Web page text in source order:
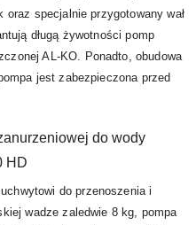
oraz specjalnie przygotowany wał
długą żywotności pomp
AL-KO. Ponadto, obudowa
jest zabezpieczona przed
do wody
HD
do przenoszenia i
wadze zaledwie 8 kg, pompa